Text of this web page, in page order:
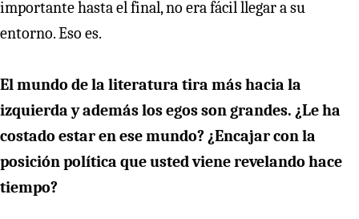
importante hasta el final, no era fácil llegar a su
entorno. Eso es.
El mundo de la literatura tira más hacia la
izquierda y además los egos son grandes. ¿Le ha
costado estar en ese mundo? ¿Encajar con la
posición política que usted viene revelando hace
tiempo?